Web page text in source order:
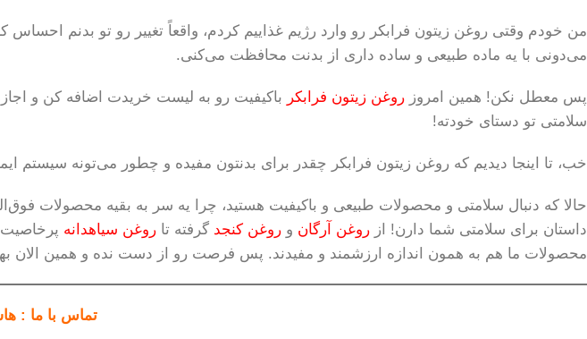
من خودم وقتی روغن زیتون فرابکر رو وارد رژیم غذاییم کردم، واقعاً تغییر رو تو بدنم
می‌دونی با یه ماده طبیعی و ساده داری از بدنت محافظت می‌کنی.
پس معطل نکن! همین امروز روغن زیتون فرابکر باکیفیت رو به لیست خریدت اضافه کن و
سلامتی تو دستای خودته!
خب، تا اینجا دیدیم که روغن زیتون فرابکر چقدر برای بدنتون مفیده و چطور می‌تونه سیستم
حالا که دنبال سلامتی و محصولات طبیعی و باکیفیت هستید، چرا یه سر به بقیه محصولات
داستان برای سلامتی شما دارن! از روغن آرگان و روغن کنجد گرفته تا روغن سیاهدانه پرخاصیت
محصولات ما هم به همون اندازه ارزشمند و مفیدند. پس فرصت رو از دست نده و همین الان
تماس با ما : هاشمی